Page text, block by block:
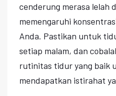
cenderung merasa lelah
memengaruhi
Anda. Pastikan untuk
setiap malam, dan
rutinitas tidur yang baik
mendapatkan istirahat